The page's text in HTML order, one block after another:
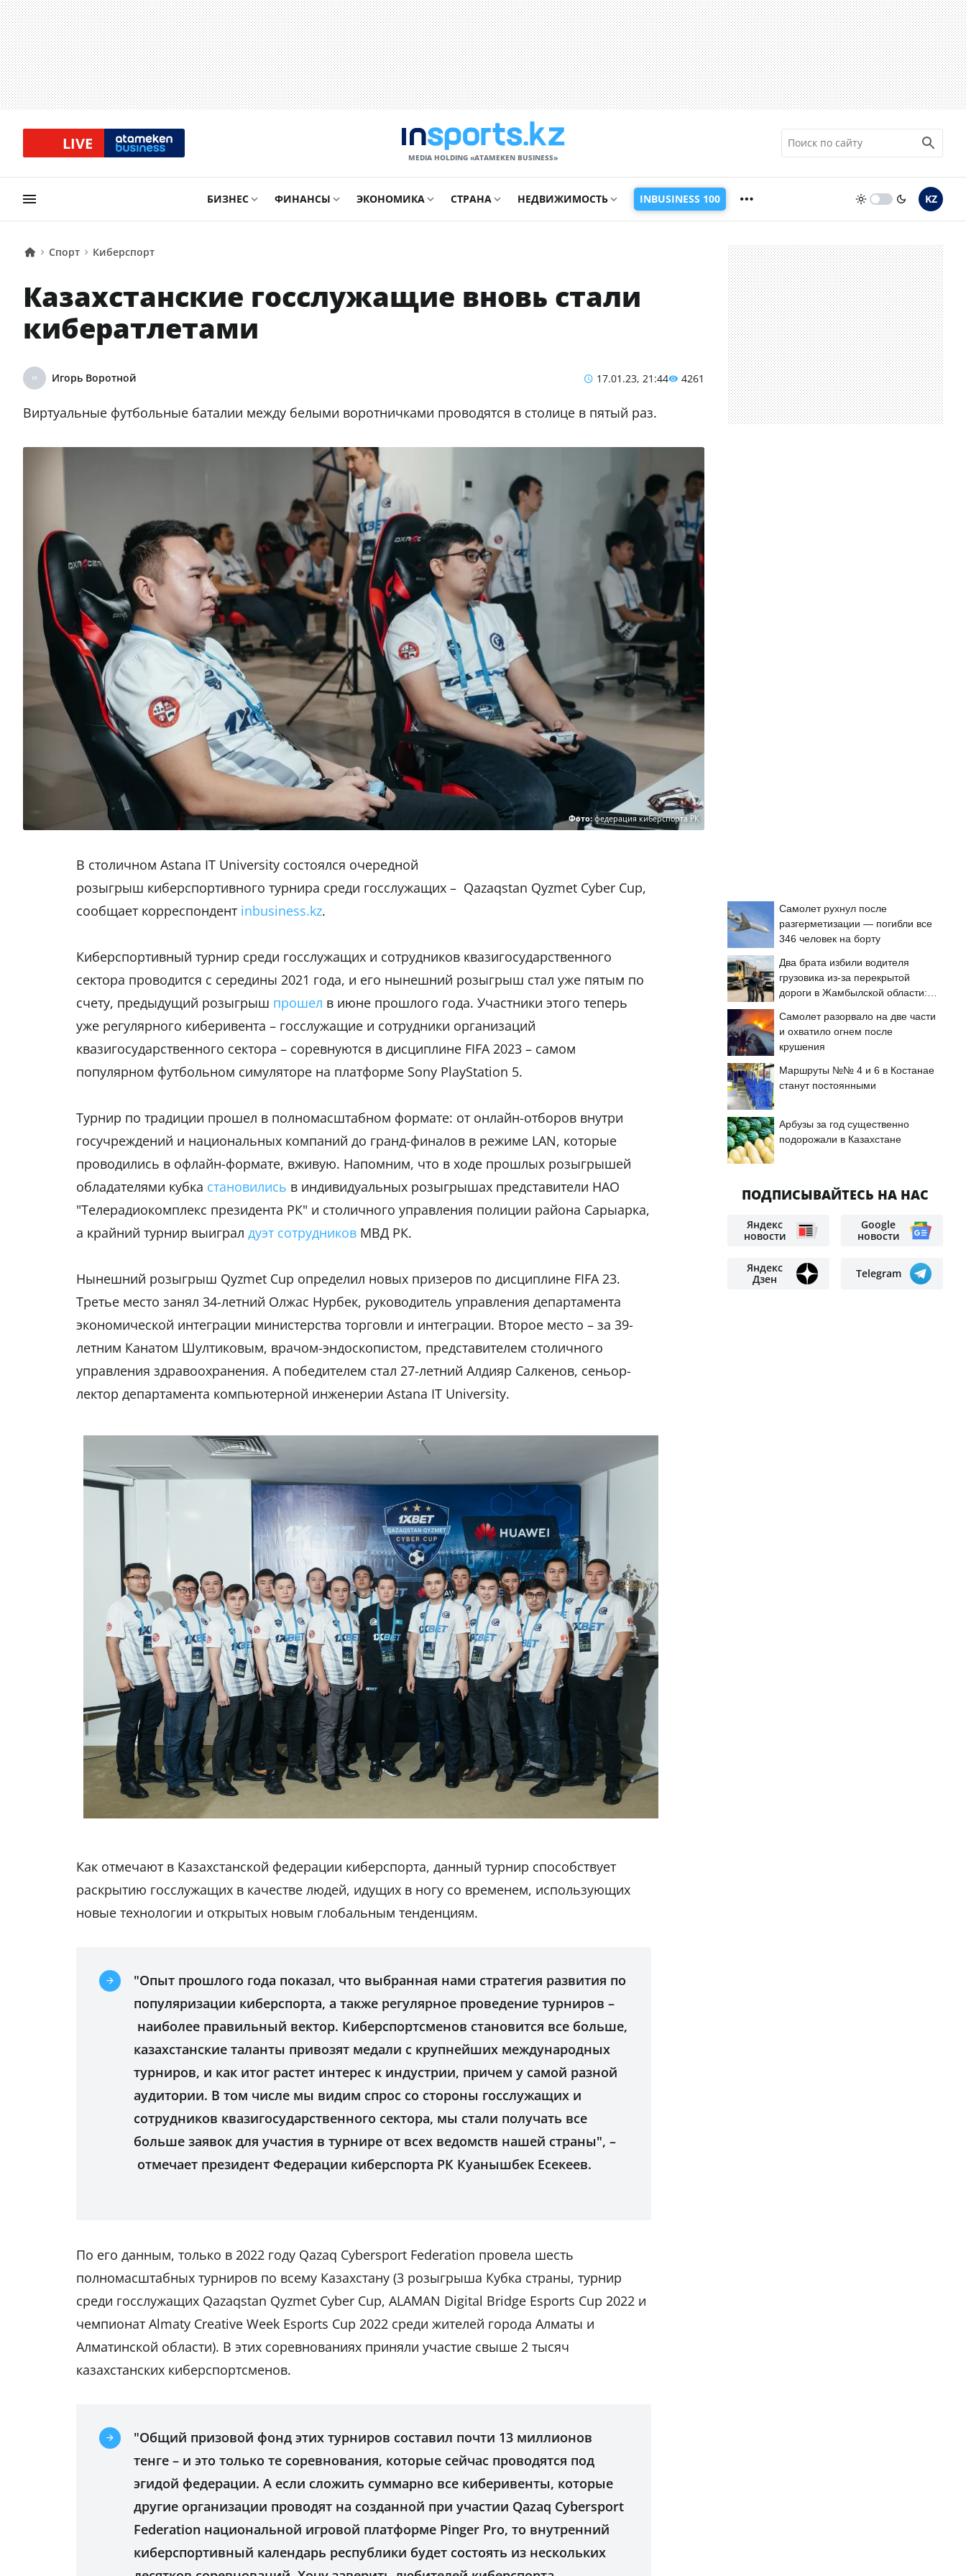
LIVE
MEDIA HOLDING «ATAMEKЕN BUSINESS»
БИЗНЕС ФИНАНСЫ ЭКОНОМИКА СТРАНА НЕДВИЖИМОСТЬ INBUSINESS 100 KZ
Спорт Киберспорт
Казахстанские госслужащие вновь стали
кибератлетами
Игорь Воротной 17.01.23, 21:44 4261
Виртуальные футбольные баталии между белыми воротничками проводятся в столице в пятый раз.
Фото:федерация киберспорта РК
В столичном Astana IT University состоялся очередной
розыгрыш киберспортивного турнира среди госслужащих – Qazaqstan Qyzmet Cyber Cup,
сообщает корреспондент inbusiness.kz.
Киберспортивный турнир среди госслужащих и сотрудников квазигосударственного
сектора проводится с середины 2021 года, и его нынешний розыгрыш стал уже пятым по
счету, предыдущий розыгрыш прошел в июне прошлого года. Участники этого теперь
уже регулярного киберивента – госслужащие и сотрудники организаций
квазигосударственного сектора – соревнуются в дисциплине FIFA 2023 – самом
популярном футбольном симуляторе на платформе Sony PlayStation 5.
Турнир по традиции прошел в полномасштабном формате: от онлайн-отборов внутри
госучреждений и национальных компаний до гранд-финалов в режиме LAN, которые
проводились в офлайн-формате, вживую. Напомним, что в ходе прошлых розыгрышей
обладателями кубка становились в индивидуальных розыгрышах представители НАО
"Телерадиокомплекс президента РК" и столичного управления полиции района Сарыарка,
а крайний турнир выиграл дуэт сотрудников МВД РК.
Нынешний розыгрыш Qyzmet Cup определил новых призеров по дисциплине FIFA 23.
Третье место занял 34-летний Олжас Нурбек, руководитель управления департамента
экономической интеграции министерства торговли и интеграции. Второе место – за 39-
летним Канатом Шултиковым, врачом-эндоскопистом, представителем столичного
управления здравоохранения. А победителем стал 27-летний Алдияр Салкенов, сеньор-
лектор департамента компьютерной инженерии Astana IT University.
Как отмечают в Казахстанской федерации киберспорта, данный турнир способствует
раскрытию госслужащих в качестве людей, идущих в ногу со временем, использующих
новые технологии и открытых новым глобальным тенденциям.
"Опыт прошлого года показал, что выбранная нами стратегия развития по
популяризации киберспорта, а также регулярное проведение турниров –
наиболее правильный вектор. Киберспортсменов становится все больше,
казахстанские таланты привозят медали с крупнейших международных
турниров, и как итог растет интерес к индустрии, причем у самой разной
аудитории. В том числе мы видим спрос со стороны госслужащих и
сотрудников квазигосударственного сектора, мы стали получать все
больше заявок для участия в турнире от всех ведомств нашей страны", –
отмечает президент Федерации киберспорта РК Куанышбек Есекеев.
По его данным, только в 2022 году Qazaq Cybersport Federation провела шесть
полномасштабных турниров по всему Казахстану (3 розыгрыша Кубка страны, турнир
среди госслужащих Qazaqstan Qyzmet Cyber Cup, ALAMAN Digital Bridge Esports Cup 2022 и
чемпионат Almaty Creative Week Esports Cup 2022 среди жителей города Алматы и
Алматинской области). В этих соревнованиях приняли участие свыше 2 тысяч
казахстанских киберспортсменов.
"Общий призовой фонд этих турниров составил почти 13 миллионов
тенге – и это только те соревнования, которые сейчас проводятся под
эгидой федерации. А если сложить суммарно все киберивенты, которые
другие организации проводят на созданной при участии Qazaq Cybersport
Federation национальной игровой платформе Pinger Pro, то внутренний
киберспортивный календарь республики будет состоять из нескольких
Самолет рухнул после
разгерметизации — погибли все
346 человек на борту
Два брата избили водителя
грузовика из-за перекрытой
дороги в Жамбылской области:
Самолет разорвало на две части
и охватило огнем после
крушения
Маршруты №№ 4 и 6 в Костанае
станут постоянными
Арбузы за год существенно
подорожали в Казахстане
ПОДПИСЫВАЙТЕСЬ НА НАС
Яндекс
новости
Google
новости
Яндекс
Дзен
Telegram